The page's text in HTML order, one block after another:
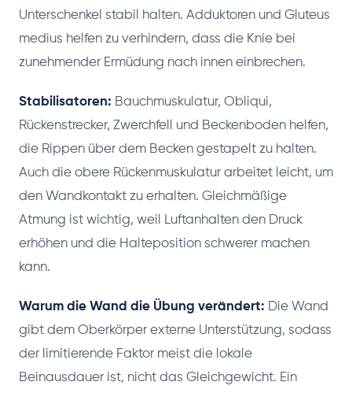
Unterschenkel stabil halten. Adduktoren und Gluteus
medius helfen zu verhindern, dass die Knie bei
zunehmender Ermüdung nach innen einbrechen.
Stabilisatoren: Bauchmuskulatur, Obliqui,
Rückenstrecker, Zwerchfell und Beckenboden helfen,
die Rippen über dem Becken gestapelt zu halten.
Auch die obere Rückenmuskulatur arbeitet leicht, um
den Wandkontakt zu erhalten. Gleichmäßige
Atmung ist wichtig, weil Luftanhalten den Druck
erhöhen und die Halteposition schwerer machen
kann.
Warum die Wand die Übung verändert: Die Wand
gibt dem Oberkörper externe Unterstützung, sodass
der limitierende Faktor meist die lokale
Beinausdauer ist, nicht das Gleichgewicht. Ein